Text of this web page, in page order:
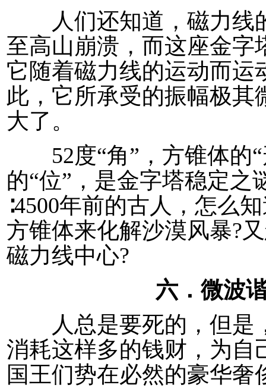
人们还知道，磁力线
至高山崩溃，而这座金字
它随着磁力线的运动而运
此，它所承受的振幅极
大了。
52度“角”，方锥体的“
的“位”，是金字塔稳定
∶4500年前的古人，怎么
方锥体来化解沙漠风暴?
磁力线中心?
六．微波
人总是要死的，但是
消耗这样多的钱财，为自
国王们势在必然的豪华奢